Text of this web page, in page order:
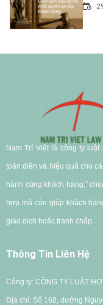
Nam Trí Việt là công ty
toàn diện và hiệu quả cho
hành cùng khách hàng,”
hợp mà còn giúp khách
giao dịch hoặc tranh chấp.
Thông Tin Liên Hệ
Công ty: CÔNG TY LUẬT
Địa chỉ: Số 168, đường